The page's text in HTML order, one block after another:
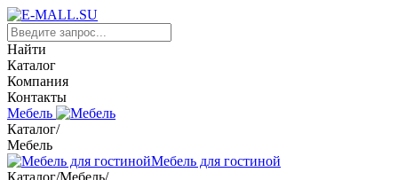
Найти
Каталог
Компания
Контакты
Мебель
Каталог/
Мебель
Мебель для гостиной
Каталог/Мебель/